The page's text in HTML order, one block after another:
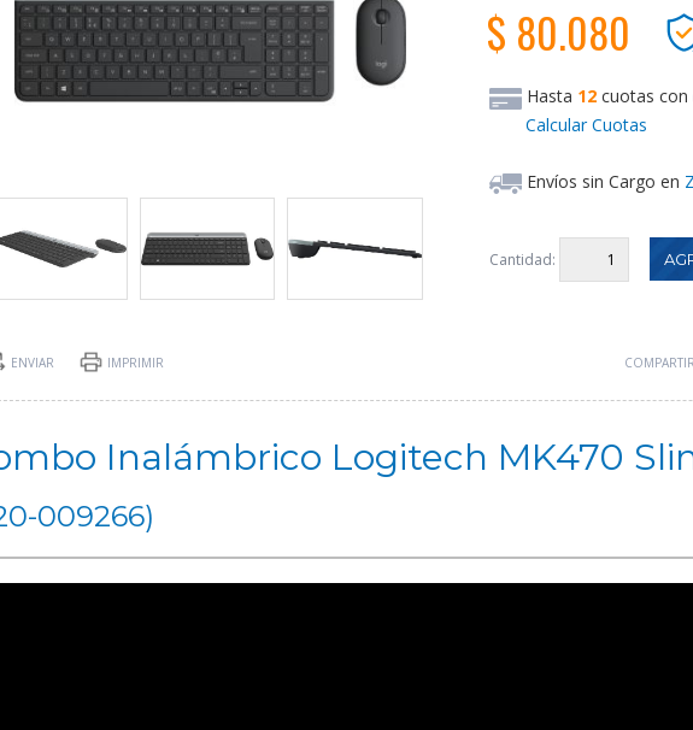
$ 80.080
Hasta 12 cuotas con
Calcular Cuotas
Envíos sin Cargo en
Cantidad:
ENVIAR IMPRIMIR COMPARTIR
Inalámbrico Logitech MK470
009266)